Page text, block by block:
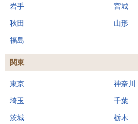
岩手 宮城
秋田 山形
福島
関東
東京 神奈川
埼玉 千葉
茨城 栃木